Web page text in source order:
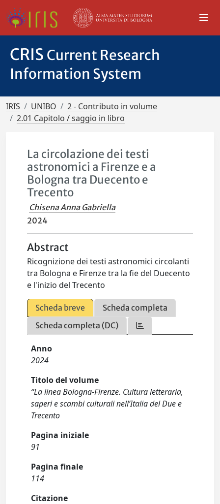
CRIS Current Research
Information System
IRIS UNIBO
2 - Contributo in volume
2.01 Capitolo / saggio in libro
La circolazione dei testi
astronomici a Firenze e a
Bologna tra Duecento e
Trecento
Chisena Anna Gabriella
2024
Abstract
Ricognizione dei testi astronomici circolanti
tra Bologna e Firenze tra la fie del Duecento
e l'inizio del Trecento
Scheda breve
Scheda completa
Scheda completa (DC)
Anno
2024
Titolo del volume
“La linea Bologna-Firenze. Cultura letteraria,
saperi e scambi culturali nell’Italia del Due e
Trecento
Pagina iniziale
91
Pagina finale
114
Citazione